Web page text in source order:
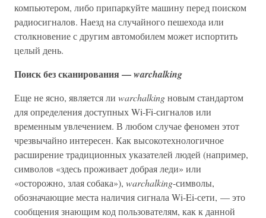
компьютером, либо припаркуйте машину перед поиском
радиосигналов. Наезд на случайного пешехода или
столкновение с другим автомобилем может испортить
целый день.
Поиск без сканирования —warchalking
Еще не ясно, является ли warchalkingновым стандартом
для определения доступных Wi-Fi-сигналов или
временным увлечением. В любом случае феномен этот
чрезвычайно интересен. Как высокотехнологичное
расширение традиционных указателей людей (например,
символов «здесь проживает добрая леди» или
«осторожно, злая собака»), warchalking-символы,
обозначающие места наличия сигнала Wi-Ei-сети, — это
сообщения знающим код пользователям, как к данной